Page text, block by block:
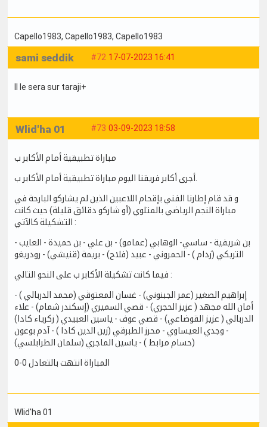
Capello1983, Capello1983, Capello1983
#72 17-07-2023 16:41
sami seddik
Il le sera sur taraji+
#73 03-09-2023 18:58
Wlid'ha 01
مباراة تطبيقية أمام الأكابر ب
و قد قام إطارنا الفني بإقحام اللاعبين الذين لم يشاركو البارحة في
مباراة النجم الرياضي بالمتلوي (أو شاركو دقائق قليلة) حيث كانت
التشكيلة كالآتي :
بن شريفية - ساسي- الوهابي (عمامو) - بن علي - بن حميدة - العايب -
التريكي (زدام ) - الحمروني - عبيد (فلاح) - بريمة (قنيشي) - رودريغو
فيما كانت تشكيلة الأكابر ب على النحو التالي :
إبراهيم الصغير (عمر الجبنوني) - غسان المعتوڨي (محمد الدربالي ) -
أمان الله مجهد ( عزيز الحجري) - قصي السميري (إسكندر شمام) - علاء
الدربالي ( عزيز القوضاعي) - قصي عوف - ياسين العبيدي ( زكرياء كادا)
- وجدي العيساوي - محرز الطبرقي (زين الدين كادا ) - آدم بوعون
(حسام مرابط ) - ياسين الماجري (سلمان الطرابلسي)
المباراة انتهت بالتعادل 0-0
Wlid'ha 01